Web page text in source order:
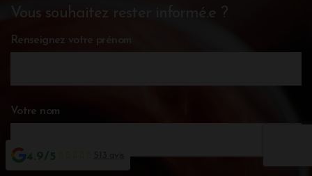
Vous souhaitez rester informé.e ?
Renseignez votre prénom
Votre nom
4.9/5